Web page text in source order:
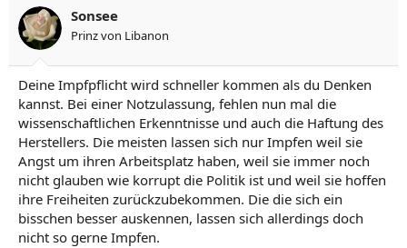
Sonsee
Prinz von Libanon
Deine Impfpflicht wird schneller kommen als du Denken
kannst. Bei einer Notzulassung, fehlen nun mal die
wissenschaftlichen Erkenntnisse und auch die Haftung des
Herstellers. Die meisten lassen sich nur Impfen weil sie
Angst um ihren Arbeitsplatz haben, weil sie immer noch
nicht glauben wie korrupt die Politik ist und weil sie hoffen
ihre Freiheiten zurückzubekommen. Die die sich ein
bisschen besser auskennen, lassen sich allerdings doch
nicht so gerne Impfen.